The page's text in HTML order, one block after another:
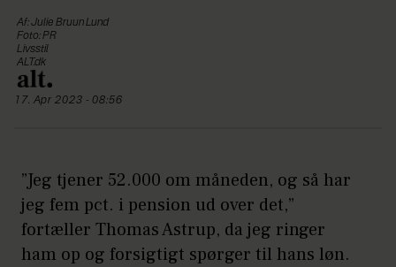
Af: Julie Bruun Lund
Foto: PR
Livsstil
ALT.dk
17. Apr 2023 - 08:56
”Jeg tjener 52.000 om måneden, og så har
jeg fem pct. i pension ud over det,”
fortæller Thomas Astrup, da jeg ringer
ham op og forsigtigt spørger til hans løn.